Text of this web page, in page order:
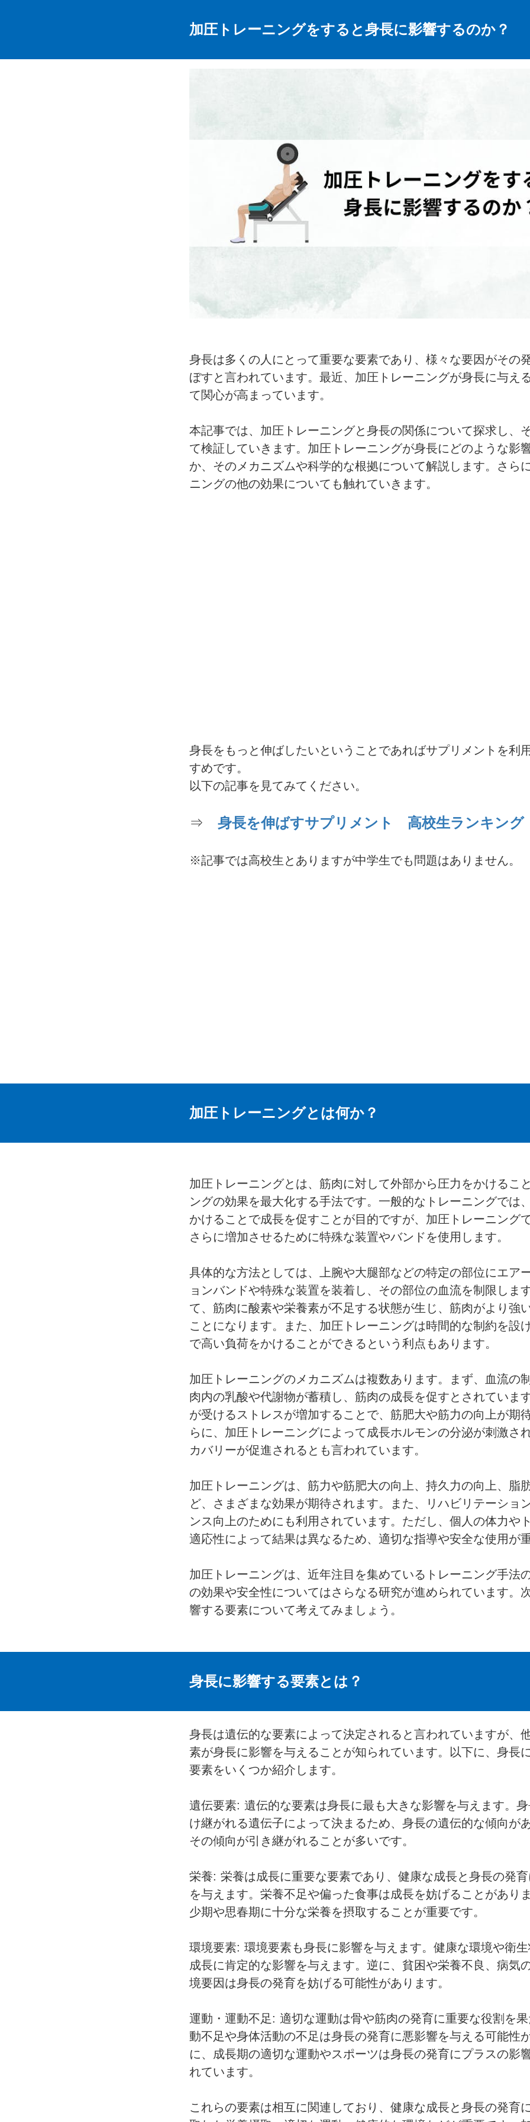
加圧トレーニングをすると身長に影響するのか？
身長は多くの人にとって重要な要素であり、様々な要因がその
ぼすと言われています。最近、加圧トレーニングが身長に与え
て関心が高まっています。
本記事では、加圧トレーニングと身長の関係について探求し、
て検証していきます。加圧トレーニングが身長にどのような影
か、そのメカニズムや科学的な根拠について解説します。さら
ニングの他の効果についても触れていきます。
身長をもっと伸ばしたいということであればサプリメントを利
すめです。
以下の記事を見てみてください。
⇒ 身長を伸ばすサプリメント 高校生ランキング
※記事では高校生とありますが中学生でも問題はありません。
加圧トレーニングとは何か？
加圧トレーニングとは、筋肉に対して外部から圧力をかけるこ
ングの効果を最大化する手法です。一般的なトレーニングでは
かけることで成長を促すことが目的ですが、加圧トレーニング
さらに増加させるために特殊な装置やバンドを使用します。
具体的な方法としては、上腕や大腿部などの特定の部位にエア
ョンバンドや特殊な装置を装着し、その部位の血流を制限しま
て、筋肉に酸素や栄養素が不足する状態が生じ、筋肉がより強
ことになります。また、加圧トレーニングは時間的な制約を設
で高い負荷をかけることができるという利点もあります。
加圧トレーニングのメカニズムは複数あります。まず、血流の
肉内の乳酸や代謝物が蓄積し、筋肉の成長を促すとされていま
が受けるストレスが増加することで、筋肥大や筋力の向上が期
らに、加圧トレーニングによって成長ホルモンの分泌が刺激さ
カバリーが促進されるとも言われています。
加圧トレーニングは、筋力や筋肥大の向上、持久力の向上、脂
ど、さまざまな効果が期待されます。また、リハビリテーショ
ンス向上のためにも利用されています。ただし、個人の体力や
適応性によって結果は異なるため、適切な指導や安全な使用が重
加圧トレーニングは、近年注目を集めているトレーニング手法
の効果や安全性についてはさらなる研究が進められています。
響する要素について考えてみましょう。
身長に影響する要素とは？
身長は遺伝的な要素によって決定されると言われていますが、
素が身長に影響を与えることが知られています。以下に、身長
要素をいくつか紹介します。
遺伝要素: 遺伝的な要素は身長に最も大きな影響を与えます。
け継がれる遺伝子によって決まるため、身長の遺伝的な傾向が
その傾向が引き継がれることが多いです。
栄養: 栄養は成長に重要な要素であり、健康な成長と身長の発
を与えます。栄養不足や偏った食事は成長を妨げることがあり
少期や思春期に十分な栄養を摂取することが重要です。
環境要素: 環境要素も身長に影響を与えます。健康な環境や衛
成長に肯定的な影響を与えます。逆に、貧困や栄養不良、病気
境要因は身長の発育を妨げる可能性があります。
運動・運動不足: 適切な運動は骨や筋肉の発育に重要な役割を
動不足や身体活動の不足は身長の発育に悪影響を与える可能性
に、成長期の適切な運動やスポーツは身長の発育にプラスの影
れています。
これらの要素は相互に関連しており、健康な成長と身長の発育